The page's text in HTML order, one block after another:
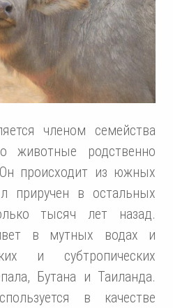
членом семейства
животные родственно
происходит из южных
приручен в остальных
тысяч лет назад.
в мутных водах и
и субтропических
Бутана и Таиланда.
в качестве